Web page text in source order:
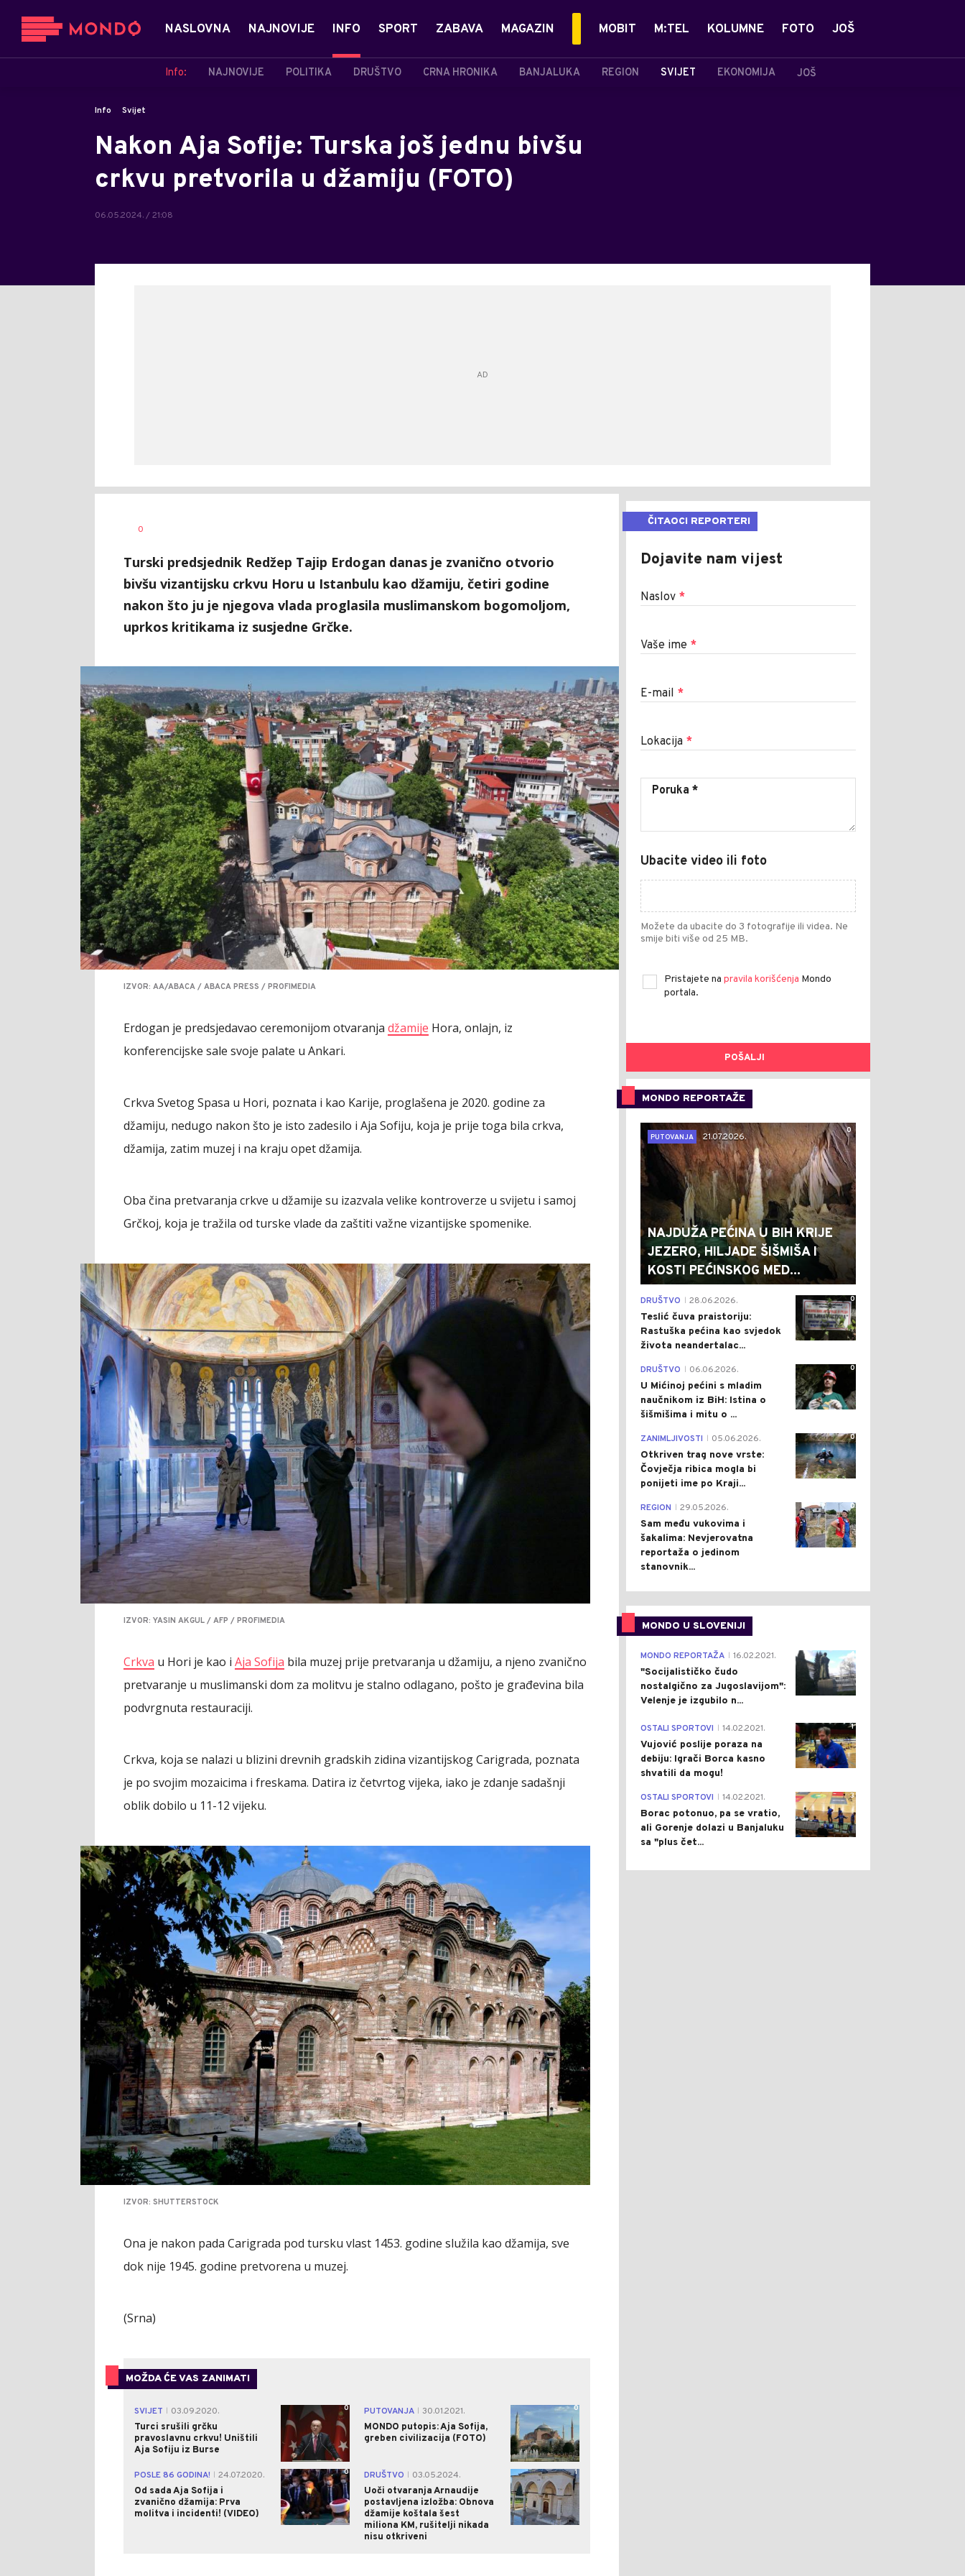
NASLOVNA NAJNOVIJE INFO
Info: NAJNOVIJE POLITIKA DRUŠTVO CRNA HRONIKA BANJALUKA REGION SVIJET EKONOMIJA JOŠ
SPORT ZABAVA MAGAZIN MOBIT M:TEL KOLUMNE FOTO JOŠ
Info Svijet
Nakon Aja Sofije: Turska još jednu bivšu
crkvu pretvorila u džamiju (FOTO)
06.05.2024. / 21:08
AUTOR
0
Turski predsjednik Redžep Tajip Erdogan danas je zvanično otvorio
bivšu vizantijsku crkvu Horu u Istanbulu kao džamiju, četiri godine
nakon što ju je njegova vlada proglasila muslimanskom bogomoljom,
uprkos kritikama iz susjedne Grčke.
IZVOR: AA/ABACA / ABACA PRESS / PROFIMEDIA
Erdogan je predsjedavao ceremonijom otvaranja džamije Hora, onlajn, iz
konferencijske sale svoje palate u Ankari.
Crkva Svetog Spasa u Hori, poznata i kao Karije, proglašena je 2020. godine za
džamiju, nedugo nakon što je isto zadesilo i Aja Sofiju, koja je prije toga bila crkva,
džamija, zatim muzej i na kraju opet džamija.
Oba čina pretvaranja crkve u džamije su izazvala velike kontroverze u svijetu i samoj
Grčkoj, koja je tražila od turske vlade da zaštiti važne vizantijske spomenike.
IZVOR: YASIN AKGUL / AFP / PROFIMEDIA
Crkva u Hori je kao i Aja Sofija bila muzej prije pretvaranja u džamiju, a njeno zvanično
pretvaranje u muslimanski dom za molitvu je stalno odlagano, pošto je građevina bila
podvrgnuta restauraciji.
Crkva, koja se nalazi u blizini drevnih gradskih zidina vizantijskog Carigrada, poznata
je po svojim mozaicima i freskama. Datira iz četvrtog vijeka, iako je zdanje sadašnji
oblik dobilo u 11-12 vijeku.
IZVOR: SHUTTERSTOCK
Ona je nakon pada Carigrada pod tursku vlast 1453. godine služila kao džamija, sve
dok nije 1945. godine pretvorena u muzej.
(Srna)
MOŽDA ĆE VAS ZANIMATI
SVIJET
03.09.2020.
Turci srušili grčku
pravoslavnu crkvu! Uništili
Aja Sofiju iz Burse
0 PUTOVANJA
30.01.2021.
MONDO putopis: Aja Sofija,
greben civilizacija (FOTO)
0
POSLE 86 GODINA!
24.07.2020.
Od sada Aja Sofija i
zvanično džamija: Prva
molitva i incidenti! (VIDEO)
0 DRUŠTVO
03.05.2024.
Uoči otvaranja Arnaudije
postavljena izložba: Obnova
džamije koštala šest
miliona KM, rušitelji nikada
nisu otkriveni
1
ČITAOCI REPORTERI
Dojavite nam vijest
Naslov *
Vaše ime *
E-mail *
Lokacija *
Ubacite video ili foto
Možete da ubacite do 3 fotografije ili videa. Ne
smije biti više od 25 MB.
Pristajete na pravila korišćenja Mondo
portala.
POŠALJI
MONDO REPORTAŽE
0
PUTOVANJA
21.07.2026.
NAJDUŽA PEĆINA U BIH KRIJE
JEZERO, HILJADE ŠIŠMIŠA I
KOSTI PEĆINSKOG MED...
0
DRUŠTVO 28.06.2026.
Teslić čuva praistoriju:
Rastuška pećina kao svjedok
života neandertalac...
0
DRUŠTVO 06.06.2026.
U Mićinoj pećini s mladim
naučnikom iz BiH: Istina o
šišmišima i mitu o ...
0
ZANIMLJIVOSTI 05.06.2026.
Otkriven trag nove vrste:
Čovječja ribica mogla bi
ponijeti ime po Kraji...
0
REGION 29.05.2026.
Sam među vukovima i
šakalima: Nevjerovatna
reportaža o jedinom
stanovnik...
MONDO U SLOVENIJI
4
MONDO REPORTAŽA 16.02.2021.
"Socijalističko čudo
nostalgično za Jugoslavijom":
Velenje je izgubilo n...
1
OSTALI SPORTOVI 14.02.2021.
Vujović poslije poraza na
debiju: Igrači Borca kasno
shvatili da mogu!
3
OSTALI SPORTOVI 14.02.2021.
Borac potonuo, pa se vratio,
ali Gorenje dolazi u Banjaluku
sa "plus čet...